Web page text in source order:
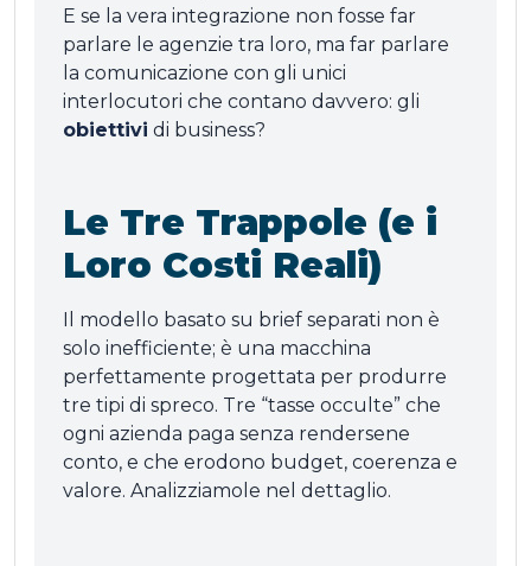
E se la vera integrazione non fosse far
parlare le agenzie tra loro, ma far parlare
la comunicazione con gli unici
interlocutori che contano davvero: gli
obiettivi di business?
Le Tre Trappole (e i
Loro Costi Reali)
Il modello basato su brief separati non è
solo inefficiente; è una macchina
perfettamente progettata per produrre
tre tipi di spreco. Tre “tasse occulte” che
ogni azienda paga senza rendersene
conto, e che erodono budget, coerenza e
valore. Analizziamole nel dettaglio.